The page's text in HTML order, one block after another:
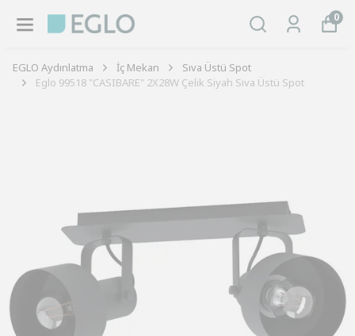
0
EGLO Aydınlatma İç Mekan
Sıva Üstü Spot
Eglo 99518 "CASIBARE" 2X28W Çelik Siyah Sıva Üstü Spot